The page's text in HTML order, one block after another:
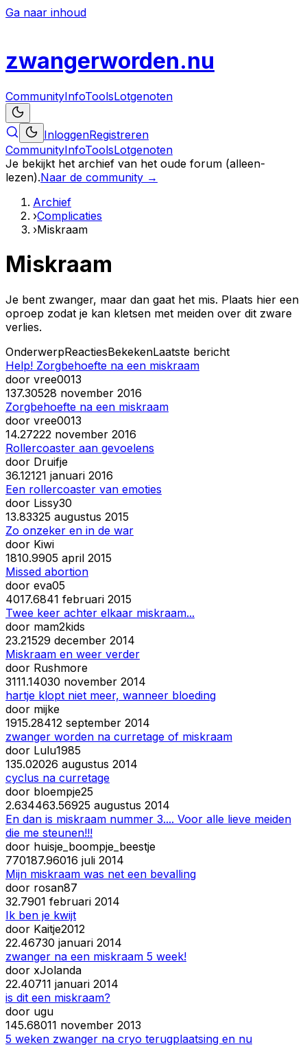
Ga naar inhoud
zwangerworden.nu
CommunityInfoToolsLotgenoten
InloggenRegistreren
CommunityInfoToolsLotgenoten
Je bekijkt het archief van het oude forum (alleen-
lezen).Naar de community →
Archief
›Complicaties
›Miskraam
Miskraam
Je bent zwanger, maar dan gaat het mis. Plaats hier een
oproep zodat je kan kletsen met meiden over dit zware
verlies.
OnderwerpReactiesBekekenLaatste bericht
Help! Zorgbehoefte na een miskraam
door vree0013
137.30528 november 2016
Zorgbehoefte na een miskraam
door vree0013
14.27222 november 2016
Rollercoaster aan gevoelens
door Druifje
36.12121 januari 2016
Een rollercoaster van emoties
door Lissy30
13.83325 augustus 2015
Zo onzeker en in de war
door Kiwi
1810.9905 april 2015
Missed abortion
door eva05
4017.6841 februari 2015
Twee keer achter elkaar miskraam...
door mam2kids
23.21529 december 2014
Miskraam en weer verder
door Rushmore
3111.14030 november 2014
hartje klopt niet meer, wanneer bloeding
door mijke
1915.28412 september 2014
zwanger worden na curretage of miskraam
door Lulu1985
135.02026 augustus 2014
cyclus na curretage
door bloempje25
2.634463.56925 augustus 2014
En dan is miskraam nummer 3.... Voor alle lieve meiden
die me steunen!!!
door huisje_boompje_beestje
770187.96016 juli 2014
Mijn miskraam was net een bevalling
door rosan87
32.7901 februari 2014
Ik ben je kwijt
door Kaitje2012
22.46730 januari 2014
zwanger na een miskraam 5 week!
door xJolanda
22.40711 januari 2014
is dit een miskraam?
door ugu
145.68011 november 2013
5 weken zwanger na cryo terugplaatsing en nu